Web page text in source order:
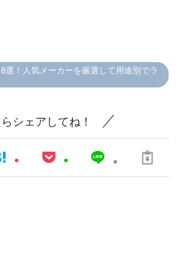
選！人気メーカーを厳選して用途別でラ
シェアしてね！